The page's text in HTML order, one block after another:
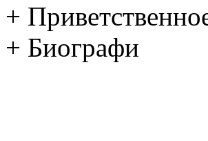
+
+ Биографи